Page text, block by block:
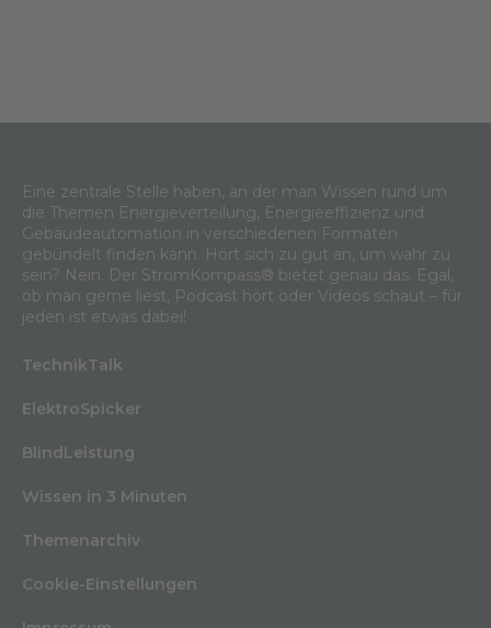
Eine zentrale Stelle haben, an der man Wissen rund um
die Themen Energieverteilung, Energieeffizienz und
Gebäudeautomation in verschiedenen Formaten
gebündelt finden kann. Hört sich zu gut an, um wahr zu
sein? Nein. Der StromKompass® bietet genau das. Egal,
ob man gerne liest, Podcast hört oder Videos schaut – für
jeden ist etwas dabei!
TechnikTalk
ElektroSpicker
BlindLeistung
Wissen in 3 Minuten
Themenarchiv
Cookie-Einstellungen